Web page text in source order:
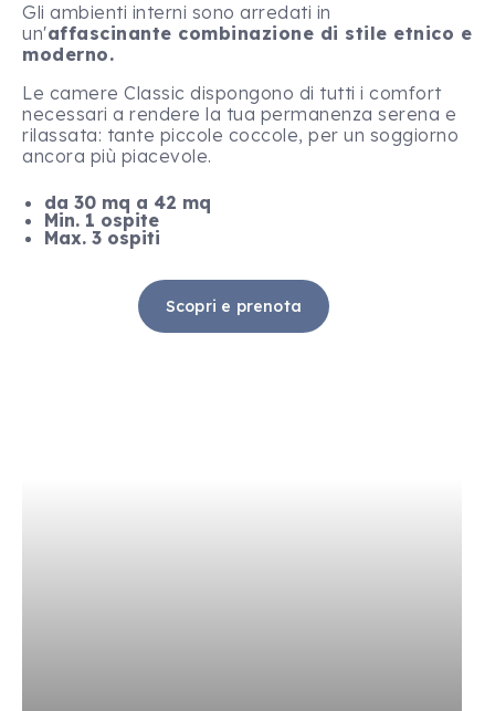
Gli ambienti interni sono arredati in
un'affascinante combinazione di stile etnico e
moderno.
Le camere Classic dispongono di tutti i comfort
necessari a rendere la tua permanenza serena e
rilassata: tante piccole coccole, per un soggiorno
ancora più piacevole.
da 30 mq a 42 mq
Min. 1 ospite
Max. 3 ospiti
Scopri e prenota